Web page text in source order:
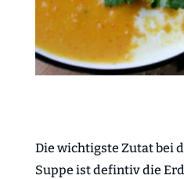
Die wichtigste Zutat bei
Suppe ist defintiv die